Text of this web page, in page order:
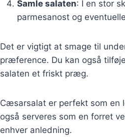
Samle salaten: I en stor
parmesanost og
Det er vigtigt at smage til
præference. Du kan også
salaten et friskt præg.
Cæsarsalat er perfekt som en
også serveres som en forret
enhver anledning.